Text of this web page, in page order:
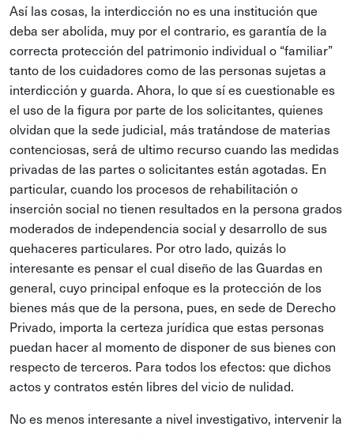
Así las cosas, la interdicción no es una institución que
deba ser abolida, muy por el contrario, es garantía de la
correcta protección del patrimonio individual o “familiar”
tanto de los cuidadores como de las personas sujetas a
interdicción y guarda. Ahora, lo que sí es cuestionable es
el uso de la figura por parte de los solicitantes, quienes
olvidan que la sede judicial, más tratándose de materias
contenciosas, será de ultimo recurso cuando las medidas
privadas de las partes o solicitantes están agotadas. En
particular, cuando los procesos de rehabilitación o
inserción social no tienen resultados en la persona grados
moderados de independencia social y desarrollo de sus
quehaceres particulares. Por otro lado, quizás lo
interesante es pensar el cual diseño de las Guardas en
general, cuyo principal enfoque es la protección de los
bienes más que de la persona, pues, en sede de Derecho
Privado, importa la certeza jurídica que estas personas
puedan hacer al momento de disponer de sus bienes con
respecto de terceros. Para todos los efectos: que dichos
actos y contratos estén libres del vicio de nulidad.
No es menos interesante a nivel investigativo, intervenir la